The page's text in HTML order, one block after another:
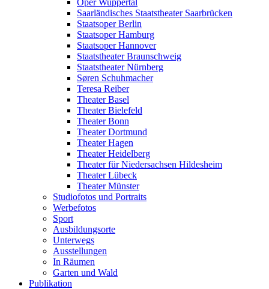
Saarländisches Staatstheater Saarbrücken
Staatsoper Berlin
Staatsoper Hamburg
Staatsoper Hannover
Staatstheater Braunschweig
Staatstheater Nürnberg
Søren Schuhmacher
Teresa Reiber
Theater Basel
Theater Bielefeld
Theater Bonn
Theater Dortmund
Theater Hagen
Theater Heidelberg
Theater für Niedersachsen Hildesheim
Theater Lübeck
Theater Münster
Studiofotos und Portraits
Werbefotos
Sport
Ausbildungsorte
Unterwegs
Ausstellungen
In Räumen
Garten und Wald
Publikation